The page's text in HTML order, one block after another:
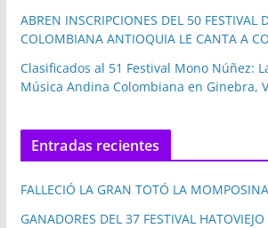
ABREN INSCRIPCIONES DEL 50 FESTIVAL
COLOMBIANA ANTIOQUIA LE CANTA A
Clasificados al 51 Festival Mono Núñez:
Música Andina Colombiana en Ginebra,
Entradas recientes
FALLECIÓ LA GRAN TOTÓ LA MOMPOSINA
GANADORES DEL 37 FESTIVAL